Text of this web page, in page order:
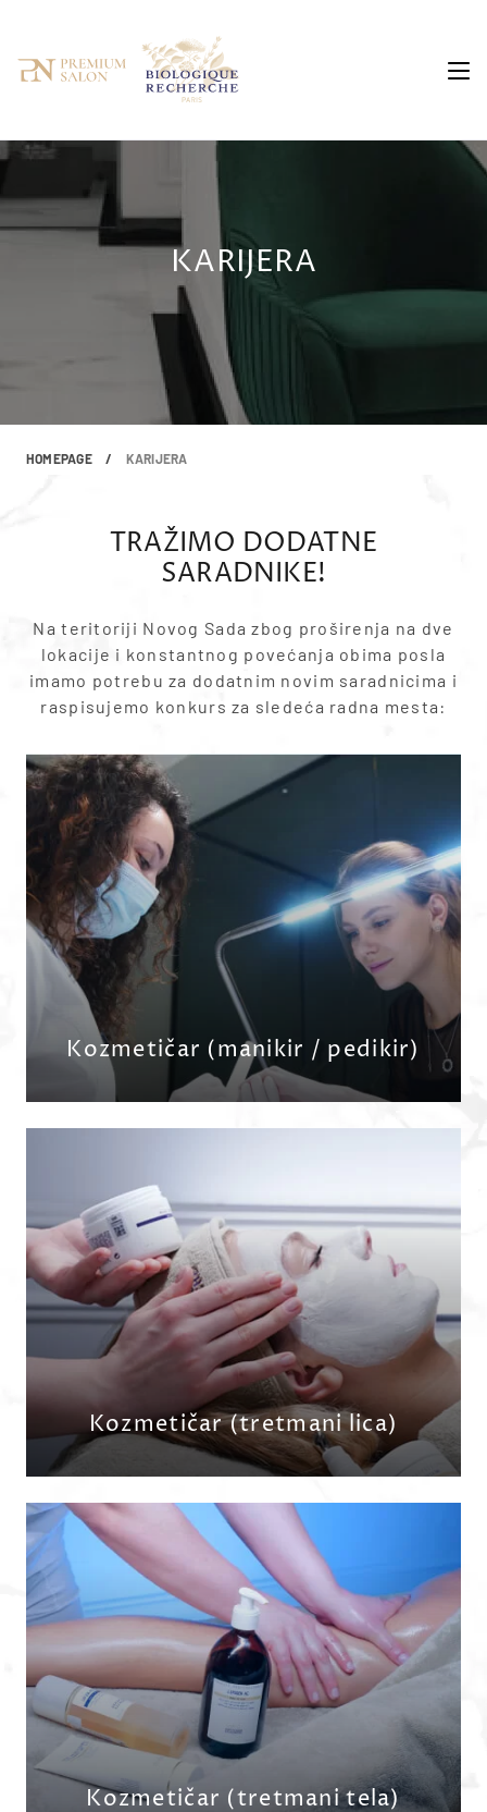
to
content
KARIJERA
HOMEPAGE / KARIJERA
TRAŽIMO DODATNE
SARADNIKE!
Na teritoriji Novog Sada zbog proširenja na dve
lokacije i konstantnog povećanja obima posla
imamo potrebu za dodatnim novim saradnicima i
raspisujemo konkurs za sledeća radna mesta:
Kozmetičar (manikir / pedikir)
PRIJAVITE SE
Kozmetičar (tretmani lica)
PRIJAVITE SE
Kozmetičar (tretmani tela)
PRIJAVITE SE